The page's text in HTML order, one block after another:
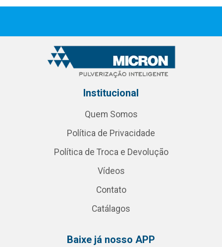
Institucional
Quem Somos
Política de Privacidade
Política de Troca e Devolução
Vídeos
Contato
Catálagos
Baixe já nosso APP